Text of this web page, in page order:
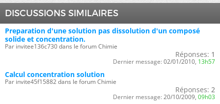
DISCUSSIONS SIMILAIRES
Preparation d'une solution pas dissolution d'un composé
solide et concentration.
Par invitee136c730 dans le forum Chimie
Réponses: 1
Dernier message: 02/01/2010, 13h57
Calcul concentration solution
Par invite45f15882 dans le forum Chimie
Réponses: 2
Dernier message: 20/10/2009, 09h03